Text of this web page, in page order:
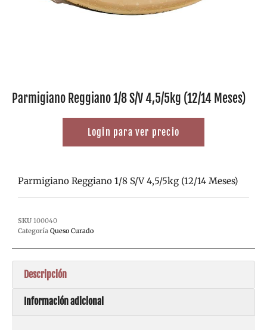
Parmigiano Reggiano 1/8 S/V 4,5/5kg (12/14 Meses)
Login para ver precio
Parmigiano Reggiano 1/8 S/V 4,5/5kg (12/14 Meses)
SKU 100040
Categoría Queso Curado
Descripción
Información adicional